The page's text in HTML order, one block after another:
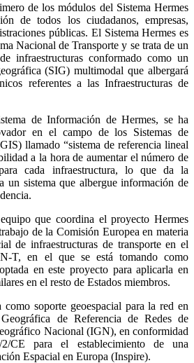
de los módulos del Sistema Hermes
de todos los ciudadanos, empresas,
públicas. El Sistema Hermes es
Nacional de Transporte y se trata de un
infraestructuras conformado como un
(SIG) multimodal que albergará
referentes a las Infraestructuras de
de Información de Hermes, se ha
en el campo de los Sistemas de
llamado “sistema de referencia lineal
a la hora de aumentar el número de
cada infraestructura, lo que da la
un sistema que albergue información de
que coordina el proyecto Hermes
de la Comisión Europea en materia
de infraestructuras de transporte en el
T, en el que se está tomando como
en este proyecto para aplicarla en
en el resto de Estados miembros.
soporte geoespacial para la red en
de Referencia de Redes de
Nacional (IGN), en conformidad
CE para el establecimiento de una
Espacial en Europa (Inspire).